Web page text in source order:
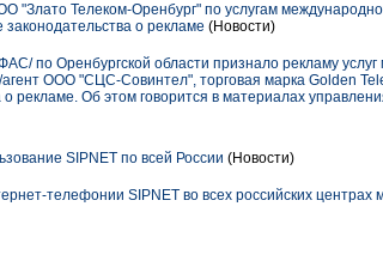
"Злато Телеком-Оренбург" по услугам
о рекламе (Новости)
по Оренбургской области признало рекламу
ООО "СЦС-Совинтел", торговая марка Golden
рекламе. Об этом говорится в материалах
SIPNET по всей России (Новости)
телефонии SIPNET во всех российских центрах